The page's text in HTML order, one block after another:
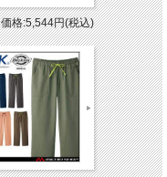
価格:5,544円(税込)